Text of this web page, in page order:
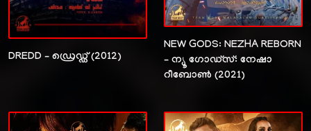
DREDD – ഡ്രെഡ്ഡ് (2012)
NEW GODS: NEZHA REBORN
– ന്യൂ ഗോഡ്സ്: നേഷാ
റീബോൺ (2021)